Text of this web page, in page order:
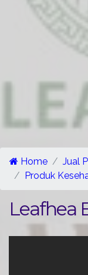
Home Jual
Produk
Leafhea